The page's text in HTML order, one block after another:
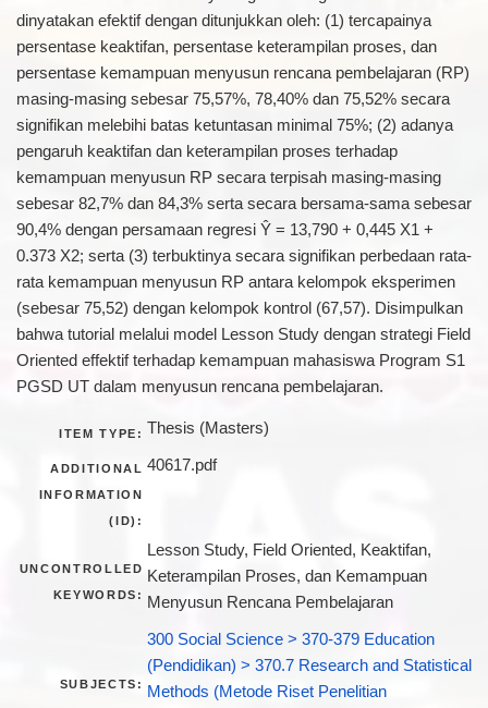
dinyatakan efektif dengan ditunjukkan oleh: (1) tercapainya
persentase keaktifan, persentase keterampilan proses, dan
persentase kemampuan menyusun rencana pembelajaran (RP)
masing-masing sebesar 75,57%, 78,40% dan 75,52% secara
signifikan melebihi batas ketuntasan minimal 75%; (2) adanya
pengaruh keaktifan dan keterampilan proses terhadap
kemampuan menyusun RP secara terpisah masing-masing
sebesar 82,7% dan 84,3% serta secara bersama-sama sebesar
90,4% dengan persamaan regresi Ŷ = 13,790 + 0,445 X1 +
0.373 X2; serta (3) terbuktinya secara signifikan perbedaan rata-
rata kemampuan menyusun RP antara kelompok eksperimen
(sebesar 75,52) dengan kelompok kontrol (67,57). Disimpulkan
bahwa tutorial melalui model Lesson Study dengan strategi Field
Oriented effektif terhadap kemampuan mahasiswa Program S1
PGSD UT dalam menyusun rencana pembelajaran.
ITEM TYPE: Thesis (Masters)
ADDITIONAL
INFORMATION
(ID):
40617.pdf
UNCONTROLLED
KEYWORDS:
Lesson Study, Field Oriented, Keaktifan,
Keterampilan Proses, dan Kemampuan
Menyusun Rencana Pembelajaran
SUBJECTS:
300 Social Science > 370-379 Education
(Pendidikan) > 370.7 Research and Statistical
Methods (Metode Riset Penelitian